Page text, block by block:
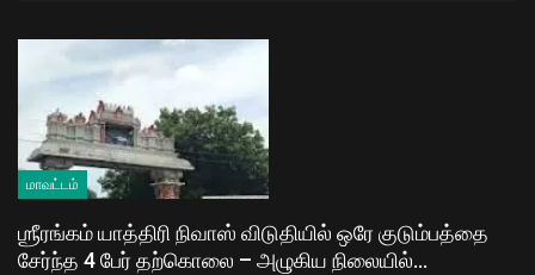
மாவட்டம்
ஶ்ரீரங்கம் யாத்திரி நிவாஸ் விடுதியில் ஒரே குடும்பத்தை
சேர்ந்த 4 பேர் தற்கொலை – அழுகிய நிலையில்…